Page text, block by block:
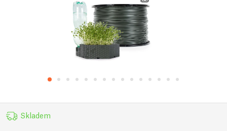
Skladem